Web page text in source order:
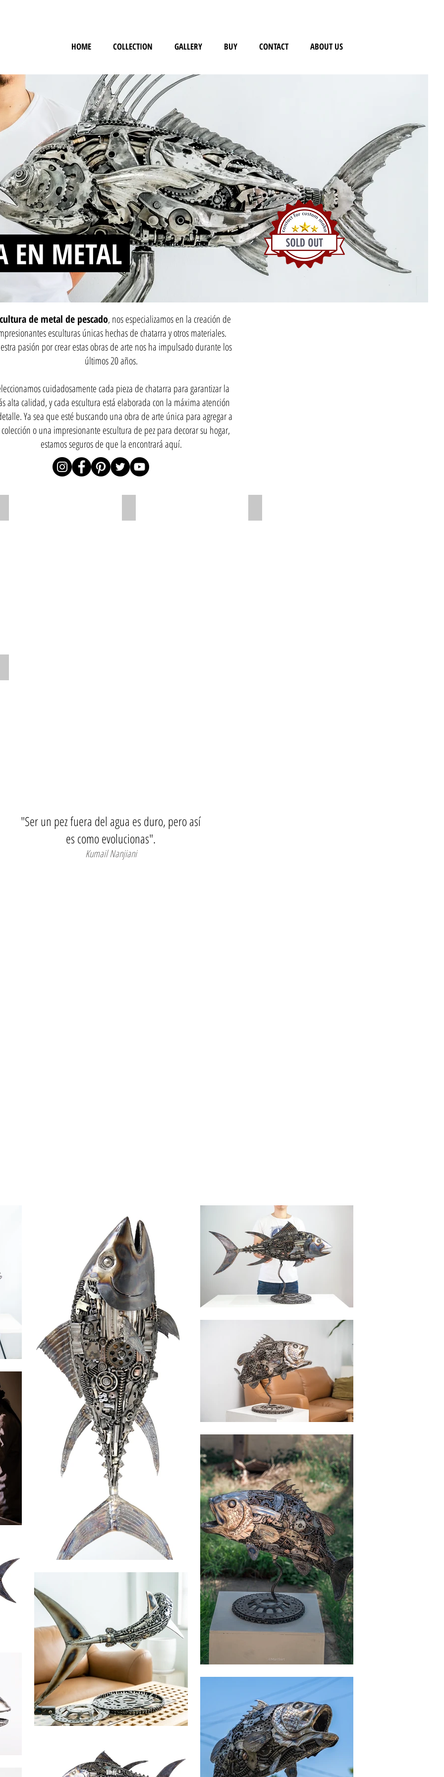
HOME COLLECTION GALLERY BUY CONTACT ABOUT US
EN METAL
de metal de pescado, nos especializamos en la creación de
esculturas únicas hechas de chatarra y otros materiales.
pasión por crear estas obras de arte nos ha impulsado durante los
últimos 20 años.
cuidadosamente cada pieza de chatarra para garantizar la
alta calidad, y cada escultura está elaborada con la máxima atención
Ya sea que esté buscando una obra de arte única para agregar a
o una impresionante escultura de pez para decorar su hogar,
estamos seguros de que la encontrará aquí.
"Ser un pez fuera del agua es duro, pero así
es como evolucionas".
Kumail Nanjiani